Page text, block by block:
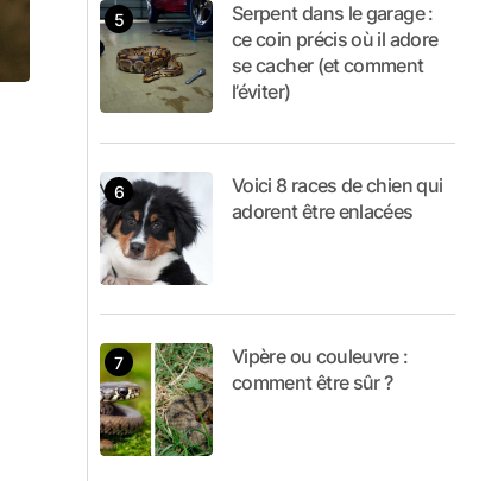
Serpent dans le garage :
ce coin précis où il adore
se cacher (et comment
l’éviter)
Voici 8 races de chien qui
adorent être enlacées
Vipère ou couleuvre :
comment être sûr ?